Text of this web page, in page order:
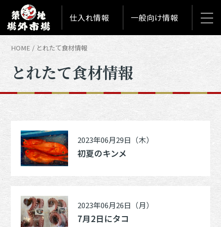
仕入れ情報 一般向け情報
HOME とれたて食材情報
とれたて食材情報
2023年06月29日（木）
初夏のキンメ
2023年06月26日（月）
7月2日にタコ